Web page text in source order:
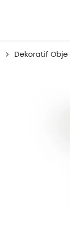
Dekoratif Obje